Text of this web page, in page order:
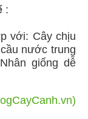
:
với: Cây chịu
nước trung
giống dễ